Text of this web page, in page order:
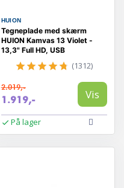
HUION
Tegneplade med skærm
HUION Kamvas 13 Violet -
13,3" Full HD, USB
(1312)
2.019,-
1.919,- Vis
På lager